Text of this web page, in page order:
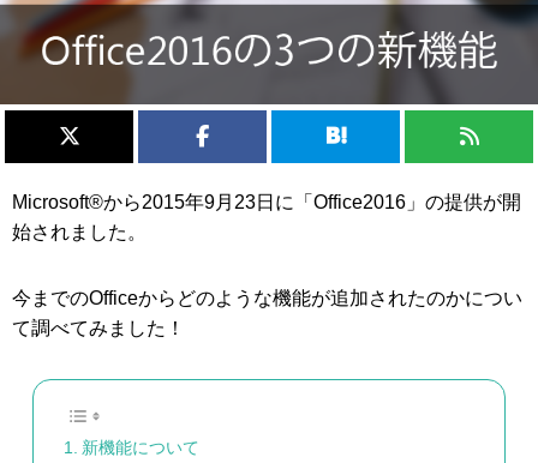
Microsoft®から2015年9月23日 に「Office2016」の提供が開
始されました。
今までのOfficeからどのような機能が追加されたのかについ
て調べてみました！
新機能について